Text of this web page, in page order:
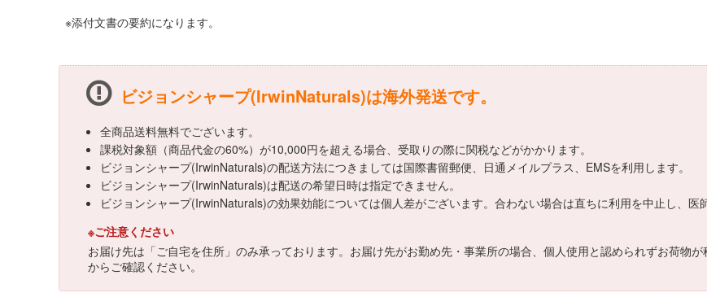
※添付文書の要約になります。
ビジョンシャープ(IrwinNaturals)は海外発送です。
全商品送料無料でございます。
課税対象額（商品代金の60%）が10,000円を超える場合、受取りの際に関税などがかかります。
ビジョンシャープ(IrwinNaturals)の配送方法につきましては国際書留郵便、日通メイルプラス、EMSを利用します。
ビジョンシャープ(IrwinNaturals)は配送の希望日時は指定できません。
ビジョンシャープ(IrwinNaturals)の効果効能については個人差がございます。合わない場合は直ちに利用を中止し、医
※ご注意ください
お届け先は「ご自宅を住所」のみ承っております。お届け先がお勤め先・事業所の場合、個人使用と認められずお荷物
からご確認ください。